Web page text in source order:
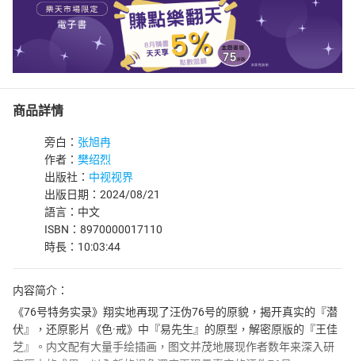
商品詳情
旁白： 张旭冉
作者： 樊绍烈
出版社： 中视视界
出版日期：2024/08/21
語言：中文
ISBN：8970000017110
時長：10:03:44
内容简介：
《76号特务实录》翔实地再现了汪伪76号的原貌，揭开真实的『潜
伏』，还原影片《色·戒》中『易先生』的原型，解密原版的『王佳
芝』。内文配有大量手绘插画，图文并茂地展现作者数年来深入研